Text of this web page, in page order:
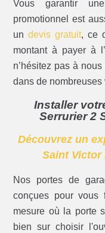
Vous garantir
promotionnel est
undevis gratuit, ce
montant à payer à
n’hésitez pas à
dans de nombreuses
Installer
Serrurier 2
Découvrez un
Saint Victor
Nos portes de
conçues pour vous
mesure où la porte
bien sur choisir